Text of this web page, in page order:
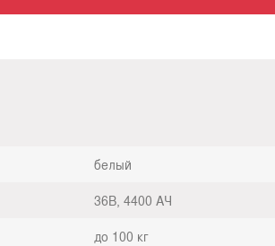
белый
36В, 4400 АЧ
до 100 кг